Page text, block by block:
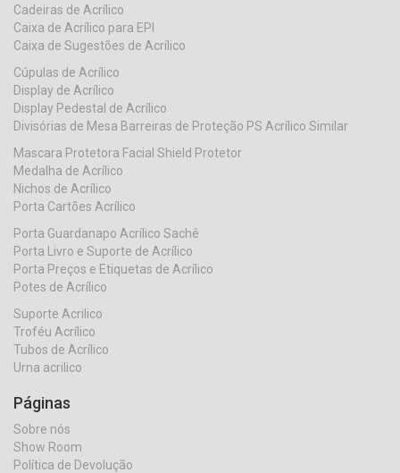
Cadeiras de Acrílico
Caixa de Acrílico para EPI
Caixa de Sugestões de Acrílico
Cúpulas de Acrílico
Display de Acrílico
Display Pedestal de Acrílico
Divisórias de Mesa Barreiras de Proteção PS Acrílico Similar
Mascara Protetora Facial Shield Protetor
Medalha de Acrílico
Nichos de Acrílico
Porta Cartões Acrílico
Porta Guardanapo Acrílico Sachê
Porta Livro e Suporte de Acrílico
Porta Preços e Etiquetas de Acrílico
Potes de Acrílico
Suporte Acrilico
Troféu Acrílico
Tubos de Acrílico
Urna acrilico
Páginas
Sobre nós
Show Room
Política de Devolução